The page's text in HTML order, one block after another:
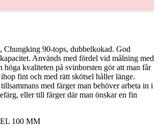
Chungking 90-tops, dubbelkokad. God
Används med fördel vid målning med
höga kvaliteten på svinborsten gör att man får
fint och med rätt skötsel håller länge.
med färger man behöver arbeta in i
eller till färger där man önskar en fin
100 MM